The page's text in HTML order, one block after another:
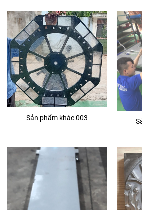
Sản phẩm khác 003